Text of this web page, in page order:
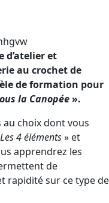
d’atelier et
au crochet de
de formation pour
la Canopée».
au choix dont vous
Les 4 éléments» et
apprendrez les
de
rapidité sur ce type de